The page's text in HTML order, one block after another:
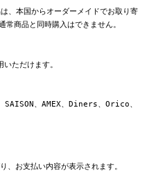
、本国からオーダーメイドでお取り寄
商品と同時購入はできません。
ただけます。
SAISON、AMEX、Diners、Orico、
、お支払い内容が表示されます。